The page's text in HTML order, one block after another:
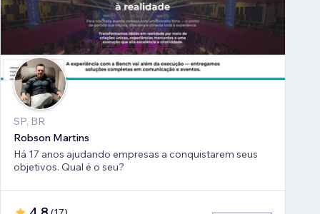
SP, BR
Robson Martins
Há 17 anos ajudando empresas a conquistarem seus
objetivos. Qual é o seu?